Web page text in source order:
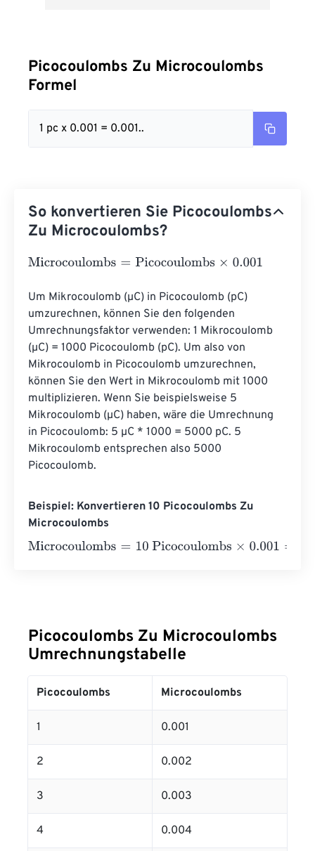
Picocoulombs Zu Microcoulombs
Formel
1 pc x 0.001 = 0.001..
So konvertieren Sie Picocoulombs
Zu Microcoulombs?
Microcoulombs=Picocoulombs×0.001
Um Mikrocoulomb (µC) in Picocoulomb (pC)
umzurechnen, können Sie den folgenden
Umrechnungsfaktor verwenden: 1 Mikrocoulomb
(µC) = 1000 Picocoulomb (pC). Um also von
Mikrocoulomb in Picocoulomb umzurechnen,
können Sie den Wert in Mikrocoulomb mit 1000
multiplizieren. Wenn Sie beispielsweise 5
Mikrocoulomb (µC) haben, wäre die Umrechnung
in Picocoulomb: 5 µC * 1000 = 5000 pC. 5
Mikrocoulomb entsprechen also 5000
Picocoulomb.
Beispiel: Konvertieren 10 Picocoulombs Zu
Microcoulombs
Microcoulombs=10 Picocoulombs×0.001 =0.01
Picocoulombs Zu Microcoulombs
Umrechnungstabelle
Picocoulombs Microcoulombs
1 0.001
2 0.002
3 0.003
4 0.004